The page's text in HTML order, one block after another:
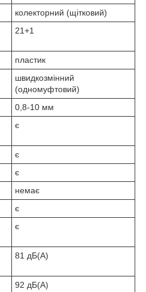
колекторний (щітковий)
21+1
пластик
швидкозмінний
(одномуфтовий)
0,8-10 мм
є
є
є
немає
є
є
81 дБ(A)
92 дБ(A)